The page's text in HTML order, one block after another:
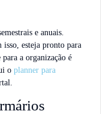
e anuais.
isso, esteja pronto para
a organização é
o planner para